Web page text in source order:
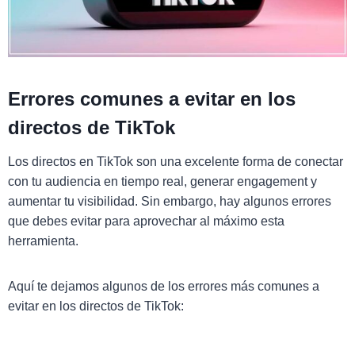
Errores comunes a evitar en los
directos de TikTok
Los directos en TikTok son una excelente forma de conectar
con tu audiencia en tiempo real, generar engagement y
aumentar tu visibilidad. Sin embargo, hay algunos errores
que debes evitar para aprovechar al máximo esta
herramienta.
Aquí te dejamos algunos de los errores más comunes a
evitar en los directos de TikTok: